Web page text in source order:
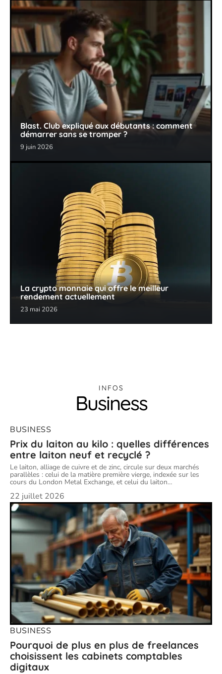
Blast. Club expliqué aux débutants : comment
démarrer sans se tromper ?
9 juin 2026
La crypto monnaie qui offre le meilleur
rendement actuellement
23 mai 2026
INFOS
Business
BUSINESS
Prix du laiton au kilo : quelles différences
entre laiton neuf et recyclé ?
Le laiton, alliage de cuivre et de zinc, circule sur deux marchés
parallèles : celui de la matière première vierge, indexée sur les
cours du London Metal Exchange, et celui du laiton…
22 juillet 2026
BUSINESS
Pourquoi de plus en plus de freelances
choisissent les cabinets comptables
digitaux